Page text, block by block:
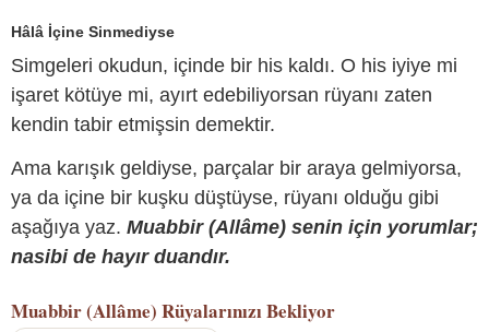
Hâlâ İçine Sinmediyse
Simgeleri okudun, içinde bir his kaldı. O his iyiye mi
işaret kötüye mi, ayırt edebiliyorsan rüyanı zaten
kendin tabir etmişsin demektir.
Ama karışık geldiyse, parçalar bir araya gelmiyorsa,
ya da içine bir kuşku düştüyse, rüyanı olduğu gibi
aşağıya yaz. Muabbir (Allâme) senin için yorumlar;
nasibi de hayır duandır.
Muabbir (Allâme) Rüyalarınızı Bekliyor